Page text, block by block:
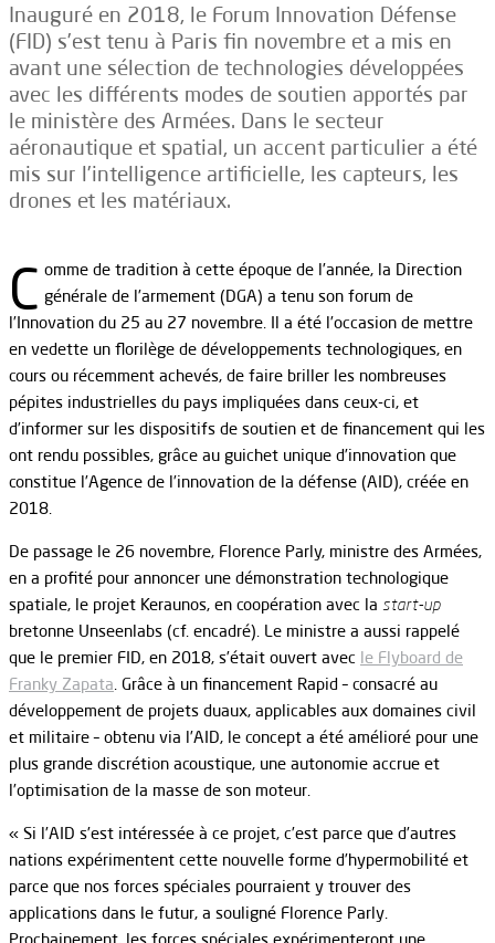
Inauguré en 2018, le Forum Innovation Défense
(FID) s’est tenu à Paris fin novembre et a mis en
avant une sélection de technologies développées
avec les différents modes de soutien apportés par
le ministère des Armées. Dans le secteur
aéronautique et spatial, un accent particulier a été
mis sur l’intelligence artificielle, les capteurs, les
drones et les matériaux.
C omme de tradition à cette époque de l’année, la Direction
générale de l’armement (DGA) a tenu son forum de
l’Innovation du 25 au 27 novembre. Il a été l’occasion de mettre
en vedette un florilège de développements technologiques, en
cours ou récemment achevés, de faire briller les nombreuses
pépites industrielles du pays impliquées dans ceux-ci, et
d’informer sur les dispositifs de soutien et de financement qui les
ont rendu possibles, grâce au guichet unique d’innovation que
constitue l’Agence de l’innovation de la défense (AID), créée en
2018.
De passage le 26 novembre, Florence Parly, ministre des Armées,
en a profité pour annoncer une démonstration technologique
spatiale, le projet Keraunos, en coopération avec la start-up
bretonne Unseenlabs (cf. encadré). Le ministre a aussi rappelé
que le premier FID, en 2018, s’était ouvert avec le Flyboard de
Franky Zapata . Grâce à un financement Rapid – consacré au
développement de projets duaux, applicables aux domaines civil
et militaire – obtenu via l’AID, le concept a été amélioré pour une
plus grande discrétion acoustique, une autonomie accrue et
l’optimisation de la masse de son moteur.
« Si l’AID s’est intéressée à ce projet, c’est parce que d’autres
nations expérimentent cette nouvelle forme d’hypermobilité et
parce que nos forces spéciales pourraient y trouver des
applications dans le futur, a souligné Florence Parly.
Prochainement, les forces spéciales expérimenteront une